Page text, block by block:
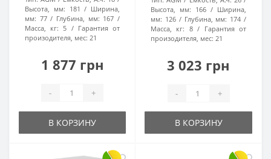
Высота, мм: 181
Ширина,
мм: 77 Глубина, мм: 167
Масса, кг: 5
Гарантия от
произодителя, мес: 21
1 877 грн
- +
В КОРЗИНУ
Высота, мм: 166
Ширина,
мм: 126 Глубина, мм: 174
Масса, кг: 8
Гарантия от
произодителя, мес: 21
3 023 грн
- +
В КОРЗИНУ